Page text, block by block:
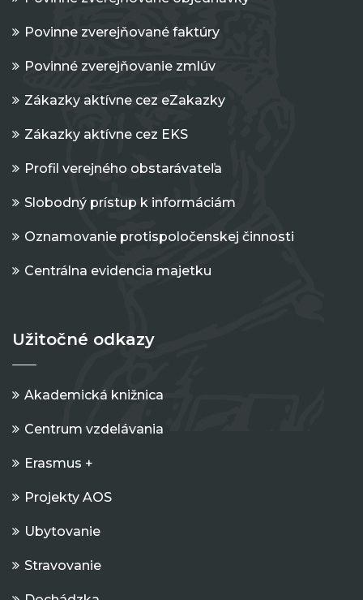
Povinne zverejňované faktúry
Povinné zverejňovanie zmlúv
Zákazky aktívne cez eZakazky
Zákazky aktívne cez EKS
Profil verejného obstarávateľa
Slobodný prístup k informáciám
Oznamovanie protispoločenskej činnosti
Centrálna evidencia majetku
Užitočné odkazy
Akademická knižnica
Centrum vzdelávania
Erasmus +
Projekty AOS
Ubytovanie
Stravovanie